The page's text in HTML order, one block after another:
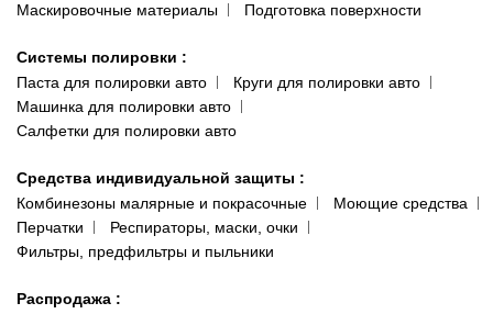
Маскировочные материалы
Подготовка поверхности
Системы полировки :
Паста для полировки авто
Круги для полировки авто
Машинка для полировки авто
Салфетки для полировки авто
Средства индивидуальной защиты :
Комбинезоны малярные и покрасочные
Моющие средства
Перчатки
Респираторы, маски, очки
Фильтры, предфильтры и пыльники
Распродажа :